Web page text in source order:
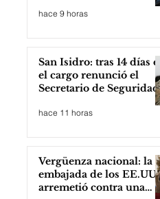
hace 9 horas
San Isidro: tras 14 días en
el cargo renunció el
Secretario de Seguridad
hace 11 horas
Vergüenza nacional: la
embajada de los EE.UU
arremetió contra una